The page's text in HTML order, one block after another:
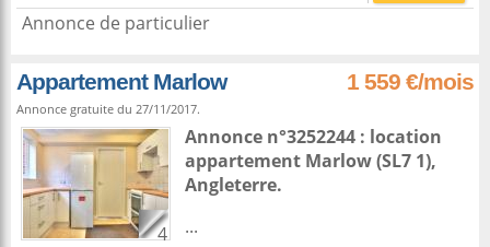
Annonce de particulier
Appartement Marlow 1 559 €/mois
Annonce gratuite du 27/11/2017.
4
Annonce n°3252244 : location
appartement Marlow(SL7 1),
Angleterre.
...